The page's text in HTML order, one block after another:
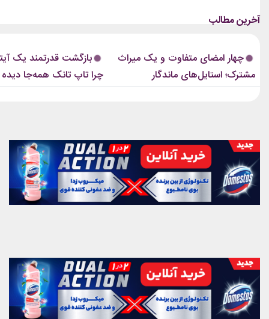
چهره‌هایی تأثیرگذار در دنیای مد نیز تبدیل
موزیک‌ویدئوها و مراسم‌های مهم جهانی،...
استایل نوید محمدزاده...
چهار امضای متفاوت و یک میراث
مشترک؛ استایل‌های ماندگار
بلک‌پینک که تاریخ مد کی‌پاپ را
بازگشت قدرتمند یک
چرا تاپ تانک همه‌جا